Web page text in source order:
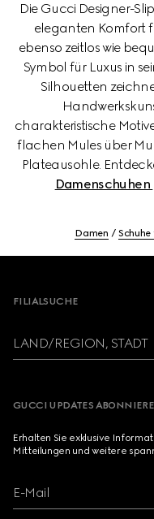
Die Gucci Designer-
eleganten Komfort
ebenso zeitlos wie
Symbol für Luxus in
Silhouetten
charakteristische
flachen Mules über
Plateausohle.
Damenschuhen
Damen
FILIALSUCHE
LAND/REGION, STADT
GUCCI UPDATES
Erhalten Sie exklusive
Mitteilungen und weitere
E-Mail